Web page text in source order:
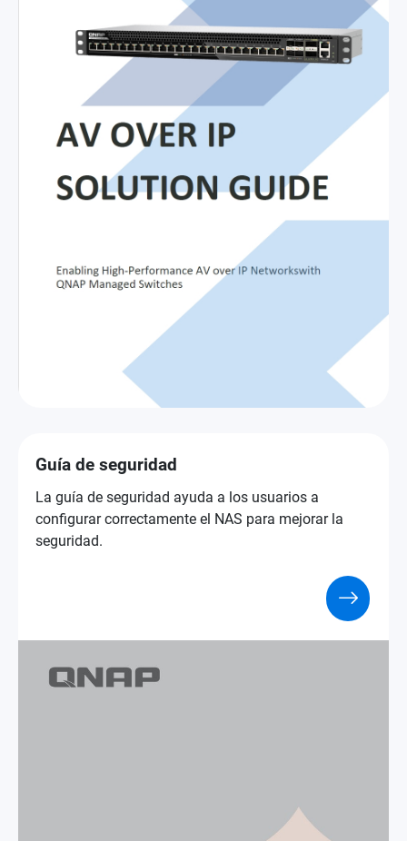
Guía de seguridad
La guía de seguridad ayuda a los usuarios a
configurar correctamente el NAS para mejorar la
seguridad.